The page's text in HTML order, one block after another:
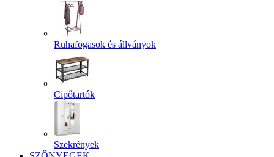
Ruhafogasok és állványok
Cipőtartók
Szekrények